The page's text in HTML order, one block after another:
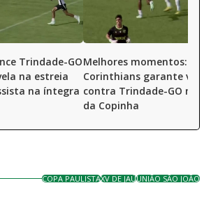
Trindade-GO
na estreia
na íntegra
Melhores momentos:
Corinthians garante
contra Trindade-GO na
da Copinha
COPA PAULISTAXV DE JAÚUNIÃO SÃO JOÃO